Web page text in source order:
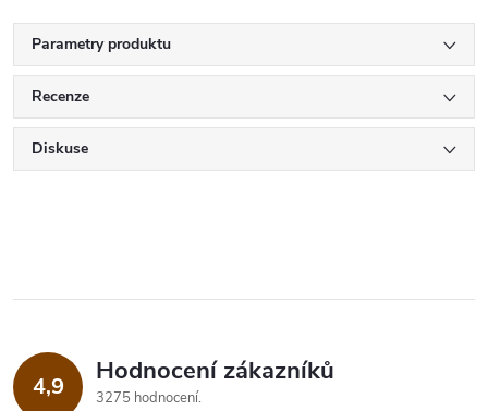
Parametry produktu
Recenze
Diskuse
4,9 Hodnocení zákazníků
3275 hodnocení